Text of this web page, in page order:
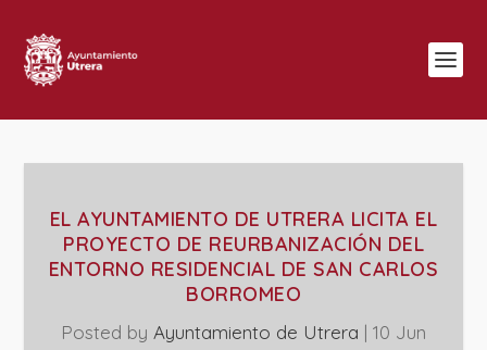
EL AYUNTAMIENTO DE UTRERA LICITA EL
PROYECTO DE REURBANIZACIÓN DEL
ENTORNO RESIDENCIAL DE SAN CARLOS
BORROMEO
Posted by Ayuntamiento de Utrera | 10 Jun